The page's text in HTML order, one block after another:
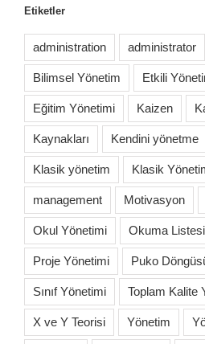
Etiketler
administration administrator
Bilimsel Yönetim Etkili
Eğitim Yönetimi Kaizen
Kaynakları Kendini yönetme
Klasik yönetim Klasik
management Motivasyon
Okul Yönetimi Okuma Listesi
Proje Yönetimi Puko
Sınıf Yönetimi Toplam Kalite
X ve Y Teorisi Yönetim